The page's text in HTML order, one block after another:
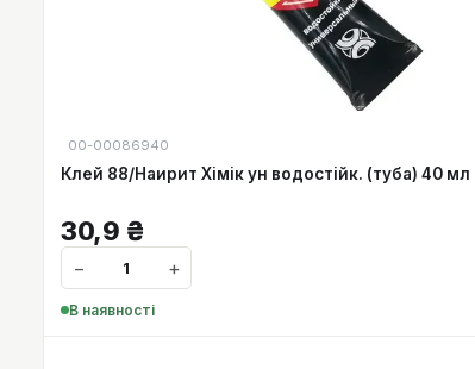
00-00086940
Клей 88/Наирит Хімік ун водостійк. (туба) 40 мл
30,9 ₴
− +
В наявності